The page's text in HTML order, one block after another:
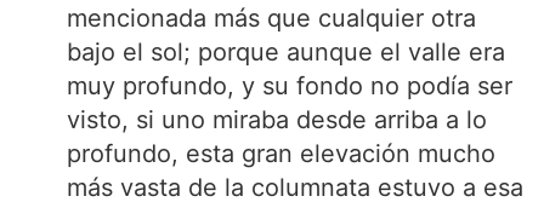
mencionada más que cualquier otra
bajo el sol; porque aunque el valle era
muy profundo, y su fondo no podía ser
visto, si uno miraba desde arriba a lo
profundo, esta gran elevación mucho
más vasta de la columnata estuvo a esa